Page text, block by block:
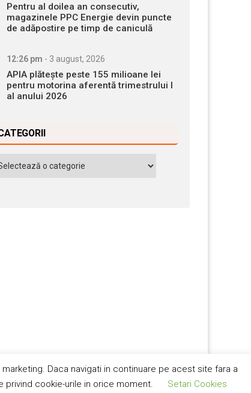
Pentru al doilea an consecutiv,
magazinele PPC Energie devin puncte
de adăpostire pe timp de caniculă
12:26 pm - 3 august, 2026
APIA plătește peste 155 milioane lei
pentru motorina aferentă trimestrului I
al anului 2026
Daca navigati in continuare pe acest site fara a
cookie-urile in orice moment.
Setari Cookies